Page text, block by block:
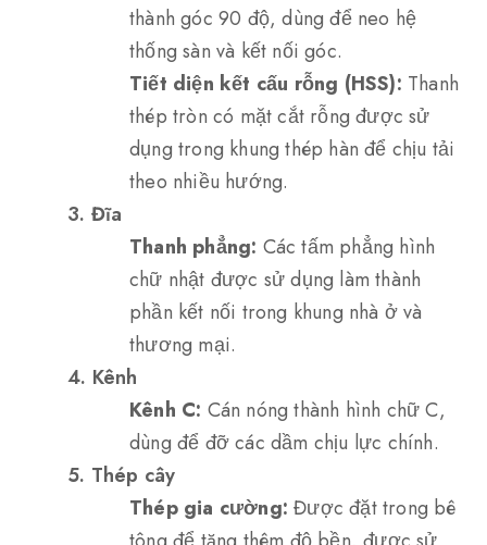
thành góc 90 độ, dùng để neo hệ
thống sàn và kết nối góc.
Tiết diện kết cấu rỗng (HSS): Thanh
thép tròn có mặt cắt rỗng được sử
dụng trong khung thép hàn để chịu tải
theo nhiều hướng.
3. Đĩa
Thanh phẳng: Các tấm phẳng hình
chữ nhật được sử dụng làm thành
phần kết nối trong khung nhà ở và
thương mại.
4. Kênh
Kênh C: Cán nóng thành hình chữ C,
dùng để đỡ các dầm chịu lực chính.
5. Thép cây
Thép gia cường: Được đặt trong bê